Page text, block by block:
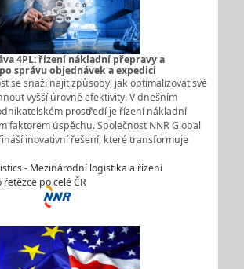
4PL: řízení nákladní přepravy a
správu objednávek a expedici
se snaží najít způsoby, jak optimalizovat své
vyšší úrovně efektivity. V dnešním
prostředí je řízení nákladní
faktorem úspěchu. Společnost NNR Global
inovativní řešení, které transformuje
- Mezinárodní logistika a řízení
po celé ČR